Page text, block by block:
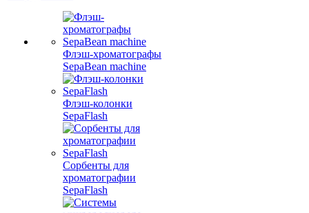
Флэш-хроматографы
SepaBean machine
Флэш-колонки
SepaFlash
Сорбенты для
хроматографии
SepaFlash